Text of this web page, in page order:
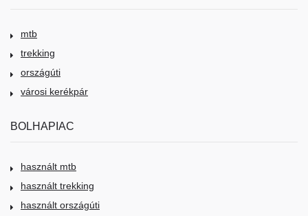
mtb
trekking
országúti
városi kerékpár
BOLHAPIAC
használt mtb
használt trekking
használt országúti